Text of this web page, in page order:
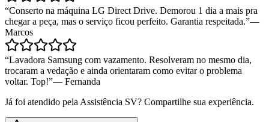
“Conserto na máquina LG Direct Drive. Demorou 1 dia a mais pra
chegar a peça, mas o serviço ficou perfeito. Garantia respeitada.”—
Marcos
“Lavadora Samsung com vazamento. Resolveram no mesmo dia,
trocaram a vedação e ainda orientaram como evitar o problema
voltar. Top!”— Fernanda
Já foi atendido pela Assistência SV? Compartilhe sua experiência.